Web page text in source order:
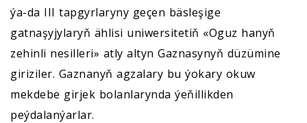
ýa-da III tapgyrlaryny geçen bäsleşige
gatnaşyjylaryň ählisi uniwersitetiň «Oguz hanyň
zehinli nesilleri» atly altyn Gaznasynyň düzümine
giriziler. Gaznanyň agzalary bu ýokary okuw
mekdebe girjek bolanlarynda ýeňillikden
peýdalanýarlar.